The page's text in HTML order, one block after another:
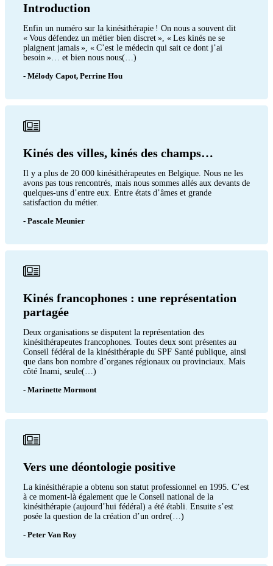
Introduction
Enfin un numéro sur la kinésithérapie ! On nous a souvent dit
« Vous défendez un métier bien discret », « Les kinés ne se
plaignent jamais », « C’est le médecin qui sait ce dont j’ai
besoin »… et bien nous nous(…)
- Mélody Capot, Perrine Hou
Kinés des villes, kinés des champs…
Il y a plus de 20 000 kinésithérapeutes en Belgique. Nous ne les
avons pas tous rencontrés, mais nous sommes allés aux devants de
quelques-uns d’entre eux. Entre états d’âmes et grande
satisfaction du métier.
- Pascale Meunier
Kinés francophones : une représentation
partagée
Deux organisations se disputent la représentation des
kinésithérapeutes francophones. Toutes deux sont présentes au
Conseil fédéral de la kinésithérapie du SPF Santé publique, ainsi
que dans bon nombre d’organes régionaux ou provinciaux. Mais
côté Inami, seule(…)
- Marinette Mormont
Vers une déontologie positive
La kinésithérapie a obtenu son statut professionnel en 1995. C’est
à ce moment-là également que le Conseil national de la
kinésithérapie (aujourd’hui fédéral) a été établi. Ensuite s’est
posée la question de la création d’un ordre(…)
- Peter Van Roy